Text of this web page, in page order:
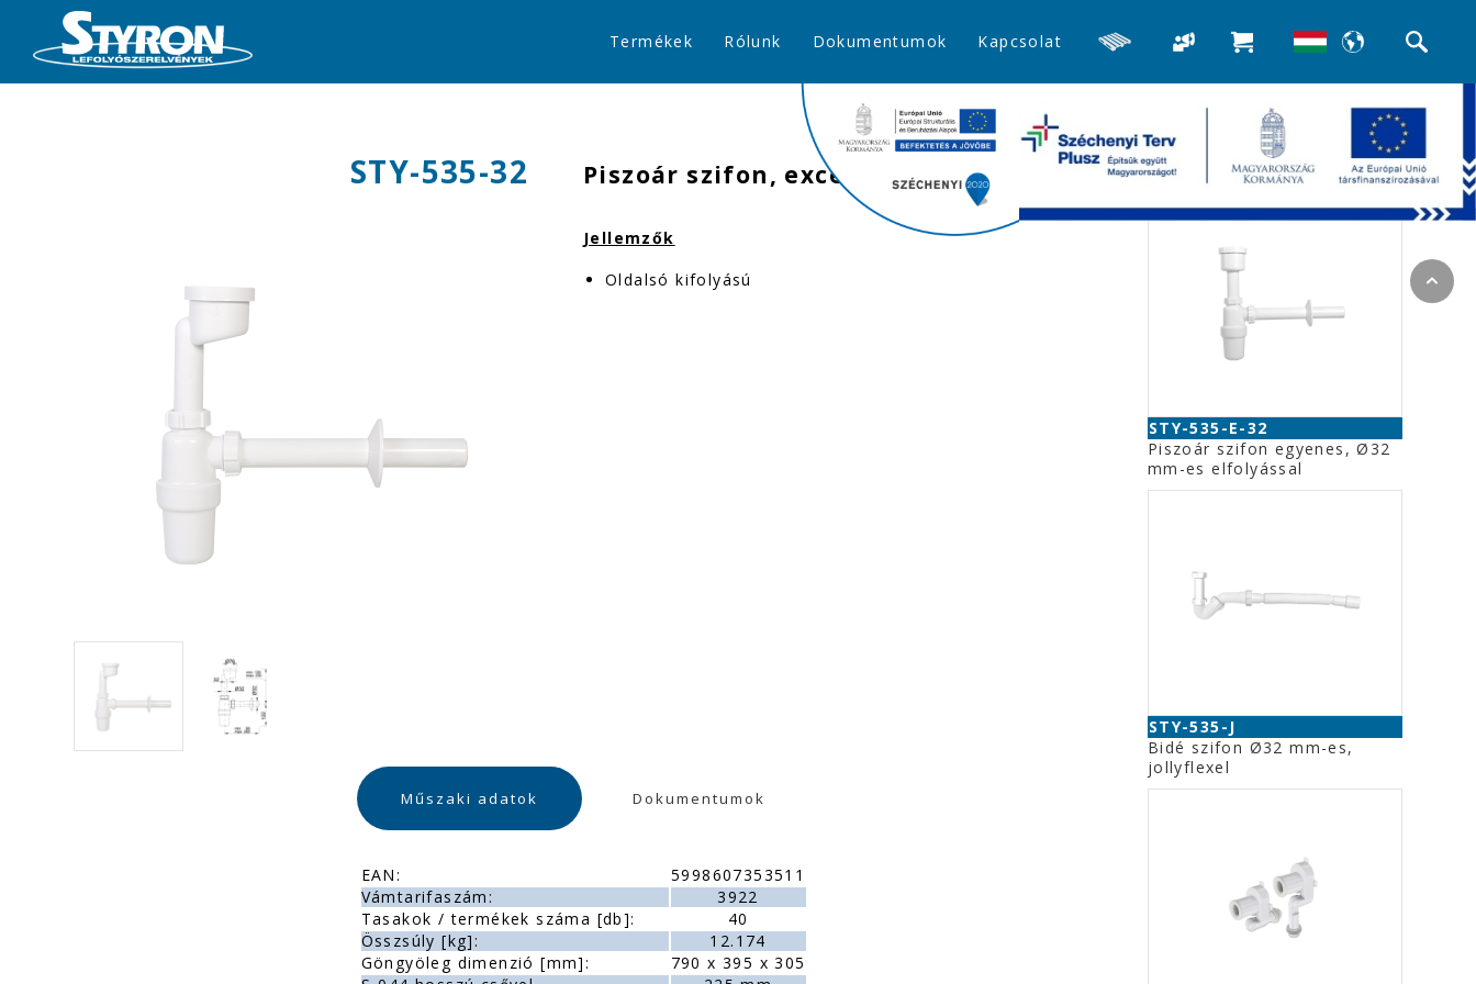
Termékek Rólunk Dokumentumok Kapcsolat
>>Piszoár és bidé szifonok
STY-535-32 Piszoár szifon, excenteres 32 mm
Jellemzők
Oldalsó kifolyású
Műszaki adatok Dokumentumok
EAN:
5998607353511
Vámtarifaszám:
3922
Tasakok / termékek száma [db]:
40
Összsúly [kg]:
12.174
Göngyöleg dimenzió [mm]:
790 x 395 x 305
Kapcsolódó termékek
STY-535-E-32
Piszoár szifon egyenes, Ø32
mm-es elfolyással
STY-535-J
Bidé szifon Ø32 mm-es,
jollyflexel